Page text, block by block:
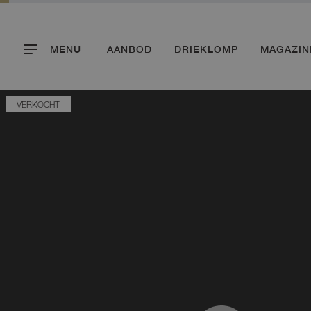
MENU AANBOD DRIEKLOMP
VERKOCHT